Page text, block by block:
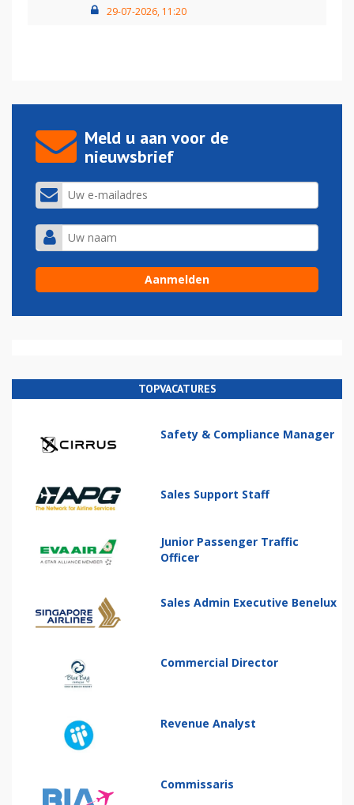
29-07-2026, 11:20
Meld u aan voor de
nieuwsbrief
TOPVACATURES
Safety & Compliance Manager
Sales Support Staff
Junior Passenger Traffic
Officer
Sales Admin Executive Benelux
Commercial Director
Revenue Analyst
Commissaris